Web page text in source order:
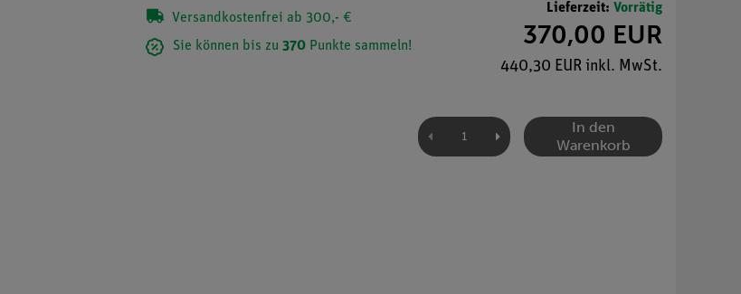
Versandkostenfrei ab 300,- €
Sie können bis zu 370 Punkte sammeln!
Lieferzeit: Vorrätig
370,00 EUR
440,30 EUR inkl. MwSt.
In den
Warenkorb